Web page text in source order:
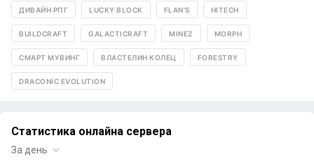
ДИВАЙН РПГ LUCKY BLOCK FLAN'S HITECH
BUILDCRAFT GALACTICRAFT MINEZ MORPH
СМАРТ МУВИНГ ВЛАСТЕЛИН КОЛЕЦ FORESTRY
DRACONIC EVOLUTION